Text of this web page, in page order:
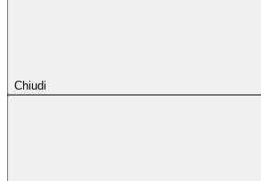
Chiudi